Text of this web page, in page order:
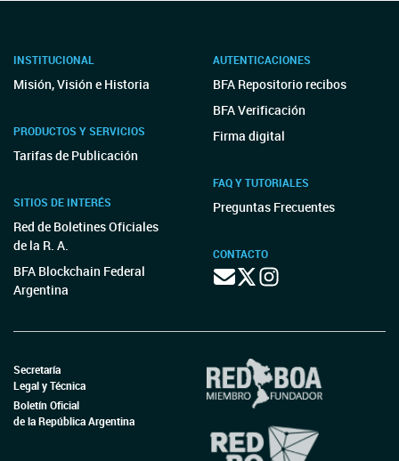
INSTITUCIONAL
Misión, Visión e Historia
PRODUCTOS Y SERVICIOS
Tarifas de Publicación
SITIOS DE INTERÉS
Red de Boletines Oficiales
de la R. A.
BFA Blockchain Federal
Argentina
AUTENTICACIONES
BFA Repositorio recibos
BFA Verificación
Firma digital
FAQ Y TUTORIALES
Preguntas Frecuentes
CONTACTO
Secretaría
Legal y Técnica
Boletín Oficial
de la República Argentina